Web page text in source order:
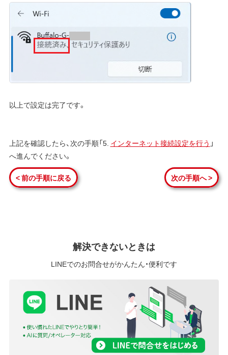
以上で設定は完了です。
上記を確認したら、次の手順「5. インターネット接続設定を行う 」
へ進んでください。
< 前の手順に戻る 次の手順へ >
解決できないときは
LINEでのお問合せがかんたん・便利です